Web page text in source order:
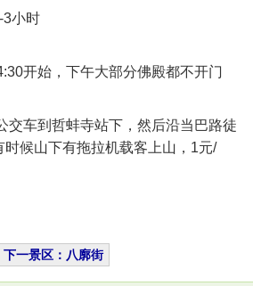
小时
开始，下午大部分佛殿都不开门
车到哲蚌寺站下，然后沿当巴路徒
时候山下有拖拉机载客上山，1元/
下一景区：八廓街